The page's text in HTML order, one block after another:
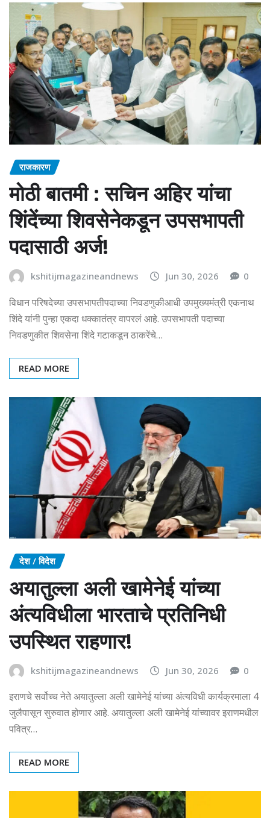
राजकारण
मोठी बातमी : सचिन अहिर यांचा
शिंदेंच्या शिवसेनेकडून उपसभापती
पदासाठी अर्ज!
kshitijmagazineandnews Jun 30, 2026 0
विधान परिषदेच्या उपसभापतीपदाच्या निवडणुकीआधी उपमुख्यमंत्री एकनाथ
शिंदे यांनी पुन्हा एकदा धक्कातंत्र वापरलं आहे. उपसभापती पदाच्या
निवडणुकीत शिवसेना शिंदे गटाकडून ठाकरेंचे…
READ MORE
देश / विदेश
अयातुल्ला अली खामेनेई यांच्या
अंत्यविधीला भारताचे प्रतिनिधी
उपस्‍थित राहणार!
kshitijmagazineandnews Jun 30, 2026 0
इराणचे सर्वोच्च नेते अयातुल्ला अली खामेनेई यांच्या अंत्यविधी कार्यक्रमाला 4
जुलैपासून सुरुवात होणार आहे. अयातुल्ला अली खामेनेई यांच्यावर इराणमधील
पवित्र…
READ MORE